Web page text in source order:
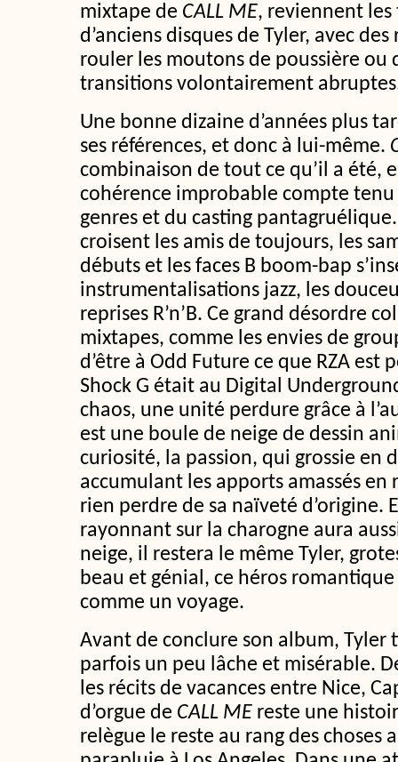
mixtape de CALL ME, reviennent
d’anciens disques de Tyler, avec
rouler les moutons de poussière ou
transitions volontairement
Une bonne dizaine d’années plus
ses références, et donc à lui-même.
combinaison de tout ce qu’il a été,
cohérence improbable compte tenu
genres et du casting pantagruélique.
croisent les amis de toujours, les
débuts et les faces B boom-bap
instrumentalisations jazz, les
reprises R’n’B. Ce grand désordre
mixtapes, comme les envies de
d’être à Odd Future ce que RZA est
Shock G était au Digital
chaos, une unité perdure grâce à
est une boule de neige de dessin
curiosité, la passion, qui grossie en
accumulant les apports amassés en
rien perdre de sa naïveté d’origine.
rayonnant sur la charogne aura
neige, il restera le même Tyler,
beau et génial, ce héros
comme un voyage.
Avant de conclure son album, Tyler
parfois un peu lâche et misérable.
les récits de vacances entre Nice,
d’orgue de CALL ME reste une
relègue le reste au rang des choses